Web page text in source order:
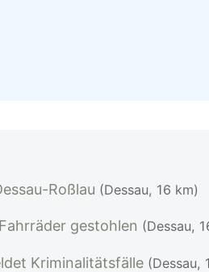
Roßlau (Dessau, 16 km)
gestohlen (Dessau,
Kriminalitätsfälle (Dessau,